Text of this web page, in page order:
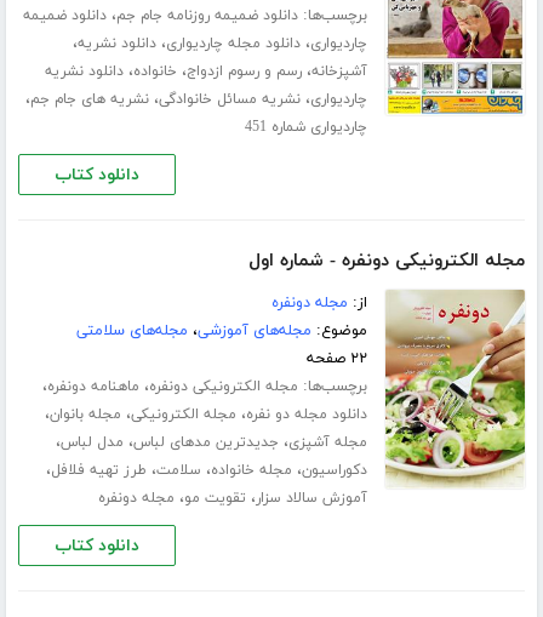
برچسب‌ها:دانلود ضمیمه روزنامه جام جم،دانلود ضمیمه
چاردیواری،دانلود مجله چاردیواری،دانلود نشریه،
آشپزخانه،رسم و رسوم ازدواج، خانواده،دانلود نشریه
چاردیواری،نشریه مسائل خانوادگی،نشریه های جام جم،
چاردیواری شماره 451
دانلود کتاب
مجله الکترونیکی دونفره - شماره اول
از: مجله دونفره
موضوع: مجله‌های آموزشی، مجله‌های سلامتی
۲۲ صفحه
برچسب‌ها: مجله الکترونیکی دونفره، ماهنامه دونفره،
دانلود مجله دو نفره، مجله الکترونیکی، مجله بانوان،
مجله آشپزی، جدیدترین مدهای لباس، مدل لباس،
دکوراسیون، مجله خانواده، سلامت، طرز تهیه فلافل،
آموزش سالاد سزار، تقویت مو، مجله دونفره
دانلود کتاب